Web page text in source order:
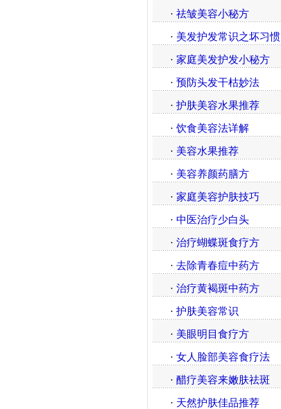
· 祛皱美容小秘方
· 美发护发常识之坏习惯
· 家庭美发护发小秘方
· 预防头发干枯妙法
· 护肤美容水果推荐
· 饮食美容法详解
· 美容水果推荐
· 美容养颜药膳方
· 家庭美容护肤技巧
· 中医治疗少白头
· 治疗蝴蝶斑食疗方
· 去除青春痘中药方
· 治疗黄褐斑中药方
· 护肤美容常识
· 美眼明目食疗方
· 女人脸部美容食疗法
· 醋疗美容来嫩肤祛斑
· 天然护肤佳品推荐